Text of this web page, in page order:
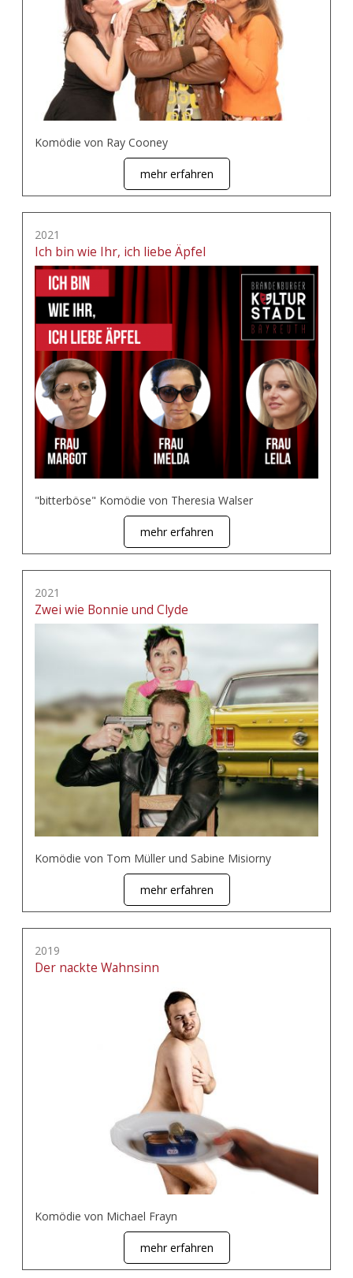
Komödie von Ray Cooney
mehr erfahren
2021
Ich bin wie Ihr, ich liebe Äpfel
"bitterböse" Komödie von Theresia Walser
mehr erfahren
2021
Zwei wie Bonnie und Clyde
Komödie von Tom Müller und Sabine Misiorny
mehr erfahren
2019
Der nackte Wahnsinn
Komödie von Michael Frayn
mehr erfahren